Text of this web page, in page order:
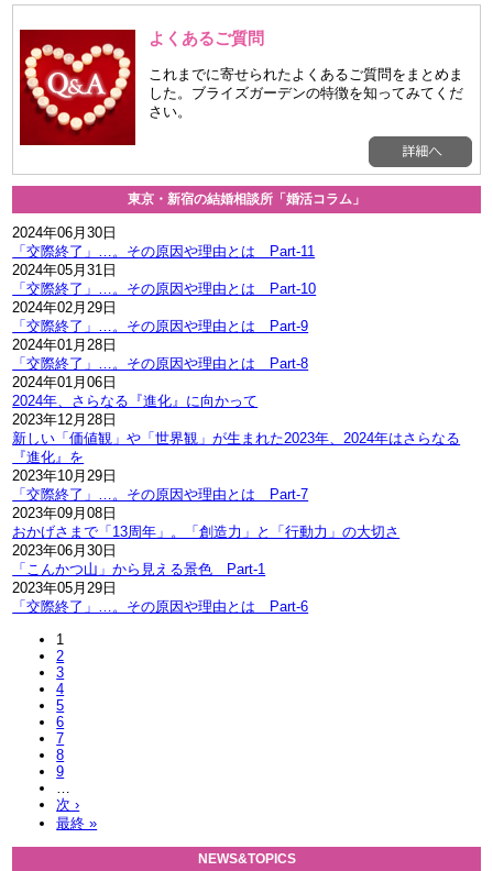
よくあるご質問
これまでに寄せられたよくあるご質問をまとめま
した。ブライズガーデンの特徴を知ってみてくだ
さい。
東京・新宿の結婚相談所「婚活コラム」
2024年06月30日
「交際終了」…。その原因や理由とは Part-11
2024年05月31日
「交際終了」…。その原因や理由とは Part-10
2024年02月29日
「交際終了」…。その原因や理由とは Part-9
2024年01月28日
「交際終了」…。その原因や理由とは Part-8
2024年01月06日
2024年、さらなる『進化』に向かって
2023年12月28日
新しい「価値観」や「世界観」が生まれた2023年、2024年はさらなる
『進化』を
2023年10月29日
「交際終了」…。その原因や理由とは Part-7
2023年09月08日
おかげさまで「13周年」。「創造力」と「行動力」の大切さ
2023年06月30日
「こんかつ山」から見える景色 Part-1
2023年05月29日
「交際終了」…。その原因や理由とは Part-6
1
2
3
4
5
6
7
8
9
次 ›
最終 »
NEWS&TOPICS